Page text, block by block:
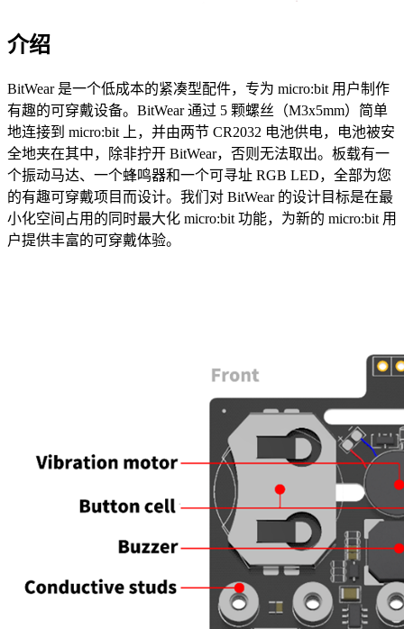
介绍
BitWear 是一个低成本的紧凑型配件，专为 micro:bit 用户制作
有趣的可穿戴设备。BitWear 通过 5 颗螺丝（M3x5mm）简单
地连接到 micro:bit 上，并由两节 CR2032 电池供电，电池被安
全地夹在其中，除非拧开 BitWear，否则无法取出。板载有一
个振动马达、一个蜂鸣器和一个可寻址 RGB LED，全部为您
的有趣可穿戴项目而设计。我们对 BitWear 的设计目标是在最
小化空间占用的同时最大化 micro:bit 功能，为新的 micro:bit 用
户提供丰富的可穿戴体验。